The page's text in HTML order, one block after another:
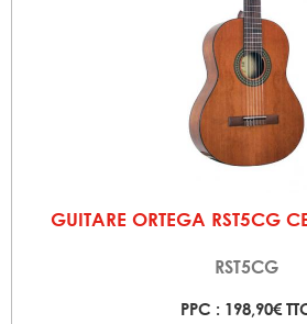
GUITARE ORTEGA RST5CG
RST5CG
PPC : 198,90€